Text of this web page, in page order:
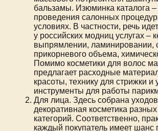
бальзамы. Изюминка каталога –
проведения салонных
условиях. В частности, речь
у российских модниц услугах –
выпрямлении, ламинировании,
прикорневого объема,
Помимо косметики для волос
предлагает расходные
красоты, технику для стрижки и
инструменты для работы
Для лица. Здесь собрана
декоративная косметика
категорий. Соответственно,
каждый покупатель имеет шанс